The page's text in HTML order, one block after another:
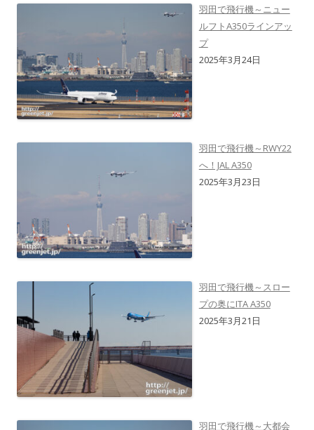
羽田で飛行機～ニュー
ルフトA350ラインアッ
プ
2025年3月24日
羽田で飛行機～RWY22
へ！JAL A350
2025年3月23日
羽田で飛行機～スロー
プの奥にITA A350
2025年3月21日
羽田で飛行機～大都会